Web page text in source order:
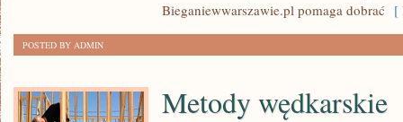
Bieganiewwarszawie.pl pomaga dobrać [
POSTED BY ADMIN
Metody wędkarskie